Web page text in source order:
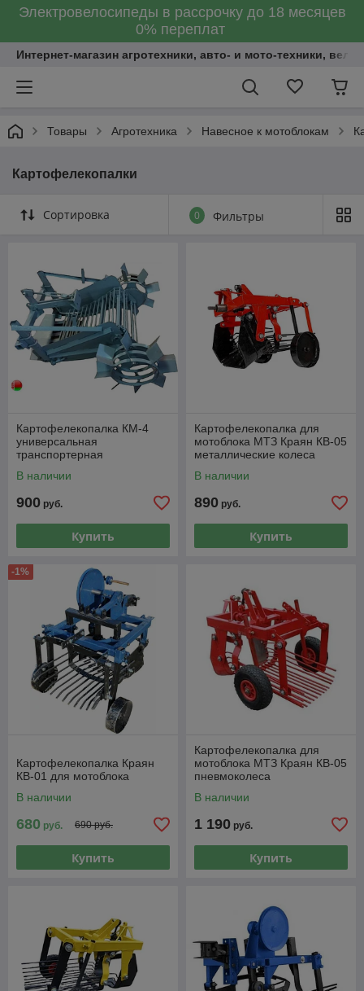
Электровелосипеды в рассрочку до 18 месяцев
0% переплат
Интернет-магазин агротехники, авто- и мото-техники,
Товары Агротехника Навесное к мотоблокам
Картофелекопалки
Сортировка 0 Фильтры
Картофелекопалка КМ-4
универсальная
транспортерная
В наличии
900 руб.
Купить
Картофелекопалка для
мотоблока МТЗ Краян КВ-05
металлические колеса
В наличии
890 руб.
Купить
-1%
Картофелекопалка Краян
КВ-01 для мотоблока
В наличии
680 руб. 690 руб.
Купить
Картофелекопалка для
мотоблока МТЗ Краян КВ-05
пневмоколеса
В наличии
1 190 руб.
Купить